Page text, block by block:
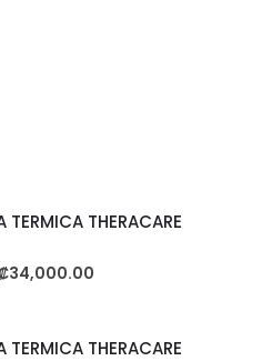
TERMICA THERACARE
34,000.00
TERMICA THERACARE